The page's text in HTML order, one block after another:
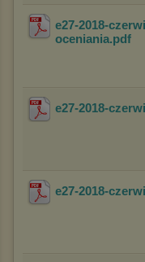
e27-2018-
oceniania.pdf
e27-2018-
e27-2018-